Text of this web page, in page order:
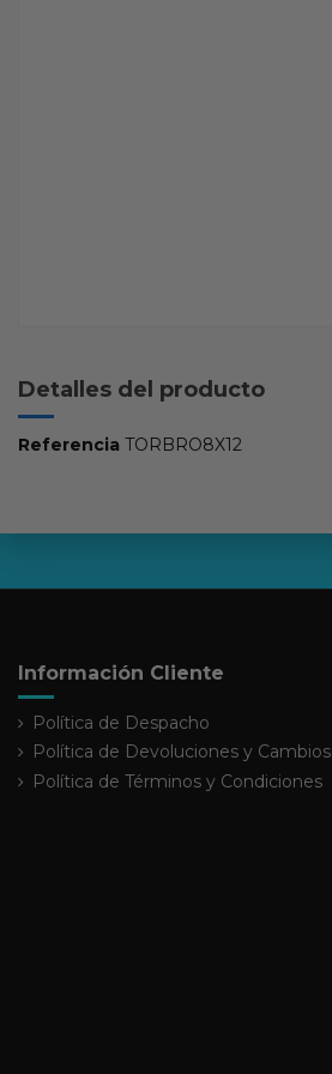
Detalles del producto
Referencia TORBRO8X12
Información Cliente
Política de Despacho
Política de Devoluciones y Cambios
Política de Términos y Condiciones